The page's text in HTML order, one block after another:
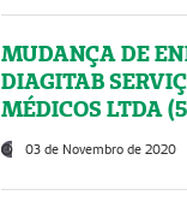
MUDANÇA DE
DIAGITAB
MÉDICOS LTDA
03 de Novembro de 2020